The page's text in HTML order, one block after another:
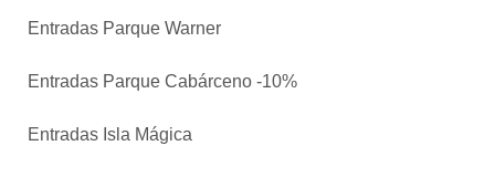
Entradas Parque Warner
Entradas Parque Cabárceno -10%
Entradas Isla Mágica